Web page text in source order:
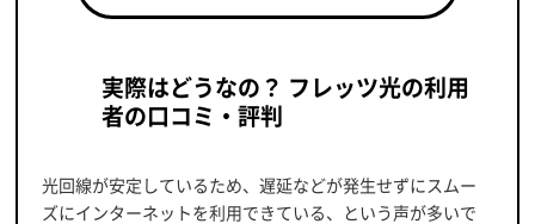
実際はどうなの？ フレッツ光の利用
者の口コミ・評判
光回線が安定しているため、遅延などが発生せずにスムー
ズにインターネットを利用できている、という声が多いで